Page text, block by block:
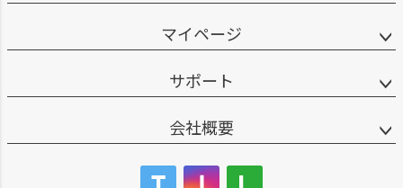
マイページ
サポート
会社概要